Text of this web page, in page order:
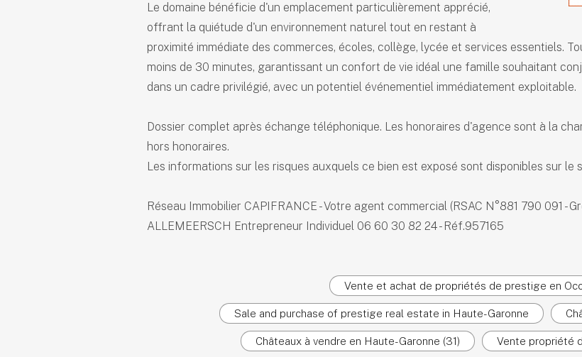
Le domaine bénéficie d'un emplacement particulièrement apprécié,
offrant la quiétude d'un environnement naturel tout en restant à
proximité immédiate des commerces, écoles, collège, lycée et services essentiels.
moins de 30 minutes, garantissant un confort de vie idéal une famille souhaitant
dans un cadre privilégié, avec un potentiel événementiel immédiatement exploitable.
Dossier complet après échange téléphonique. Les honoraires d'agence sont à la
hors honoraires.
Les informations sur les risques auxquels ce bien est exposé sont disponibles sur le
Réseau Immobilier CAPIFRANCE - Votre agent commercial (RSAC N°881 790 091 -
ALLEMEERSCH Entrepreneur Individuel 06 60 30 82 24 - Réf.957165
Vente et achat de propriétés de prestige en
Sale and purchase of prestige real estate in Haute-Garonne
Châteaux à vendre en Haute-Garonne (31) Vente propriété